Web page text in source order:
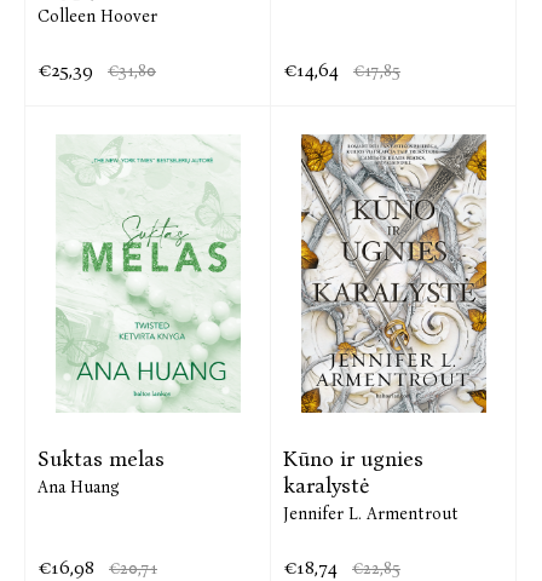
Colleen Hoover
€25,39 €31,80 €14,64 €17,85
Suktas melas
Ana Huang
€16,98 €20,71
Kūno ir ugnies
karalystė
Jennifer L. Armentrout
€18,74 €22,85